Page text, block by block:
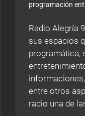
programación
Radio Alegría
sus espacios
programática,
entre otros
radio una de